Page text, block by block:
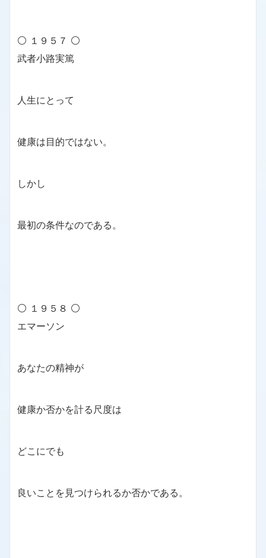
⚪ １９５７ ⚪
武者小路実篤
人生にとって
健康は目的ではない。
しかし
最初の条件なのである。
⚪ １９５８ ⚪
エマーソン
あなたの精神が
健康か否かを計る尺度は
どこにでも
良いことを見つけられるか否かである。